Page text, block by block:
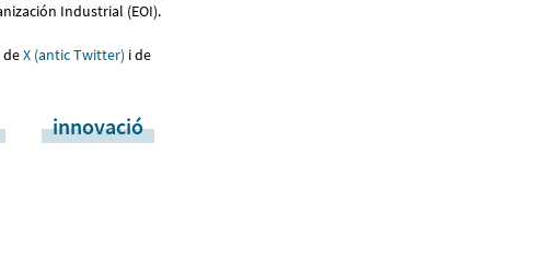
Industrial (EOI).
deX (antic Twitter) i de
innovació